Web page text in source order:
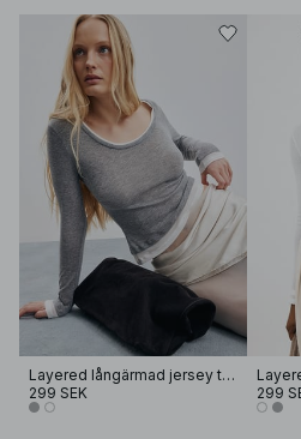
Layered långärmad jersey topp
299 SEK
299